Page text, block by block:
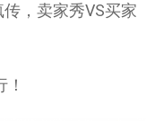
，卖家秀VS买家